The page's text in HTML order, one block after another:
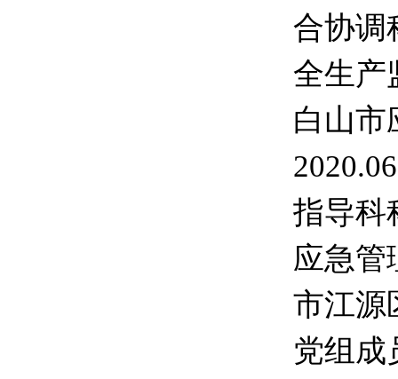
合协调
全生产
白山市
指导科
应急管
市江源
党组成